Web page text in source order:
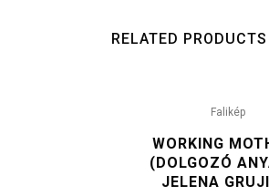
RELATED PRODUCTS
Falikép
WORKING
(DOLGOZÓ
JELENA